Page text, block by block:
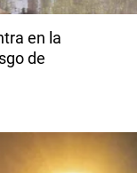
en la
de